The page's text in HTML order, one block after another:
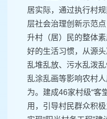
居实际，通过执行村
层社会治理创新示范
升村（居）民的整体
好的生活习惯，从源
乱堆乱放、污水乱泼
乱涂乱画等影响农村
为。建成46家村级“客
用，引导村民群众积